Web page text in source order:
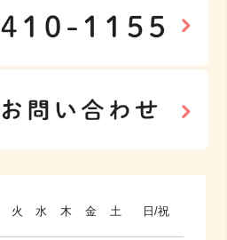
火 水 木 金 土 日/祝